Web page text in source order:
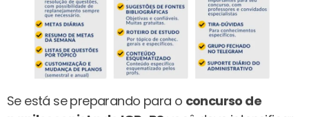
Se está se preparando para o concurso de